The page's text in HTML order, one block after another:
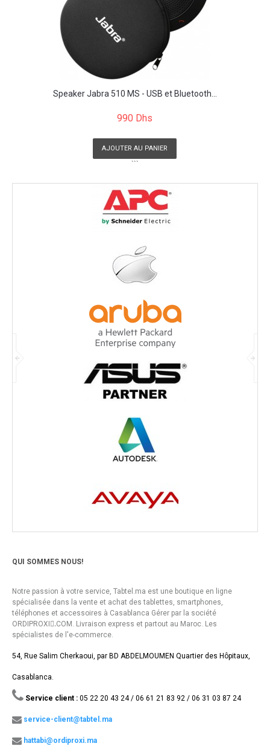
Speaker Jabra 510 MS - USB et Bluetooth...
990 Dhs
AJOUTER AU PANIER
```
QUI SOMMES NOUS!
Notre passion à votre service, Tabtel.ma est une boutique en ligne
spécialisée dans la vente et achat des tablettes, smartphones,
téléphones et accessoires à Casablanca Gérer par la société
ORDIPROXI.ِCOM. Livraison express et partout au Maroc. Les
spécialistes de l'e-commerce.
54, Rue Salim Cherkaoui, par BD ABDELMOUMEN Quartier des Hôpitaux,
Casablanca.
Service client : 05 22 20 43 24 / 06 61 21 83 92 / 06 31 03 87 24
service-client@tabtel.ma
hattabi@ordiproxi.ma